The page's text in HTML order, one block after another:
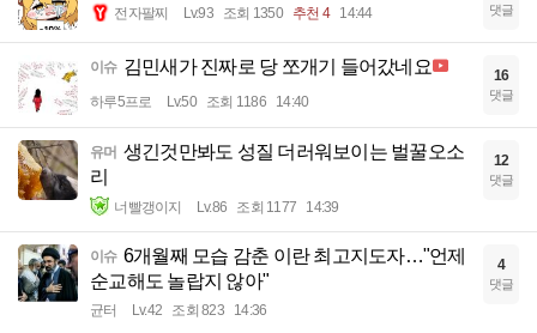
전자팔찌 Lv.93 조회 1350 추천 4 14:44 댓글
이슈 김민새가 진짜로 당 쪼개기 들어갔네요
하루5프로 Lv.50 조회 1186 14:40
16
댓글
유머 생긴것만봐도 성질 더러워보이는 벌꿀오소
리
너빨갱이지 Lv.86 조회 1177 14:39
12
댓글
이슈 6개월째 모습 감춘 이란 최고지도자…"언제
순교해도 놀랍지 않아"
균터 Lv.42 조회 823 14:36
4
댓글